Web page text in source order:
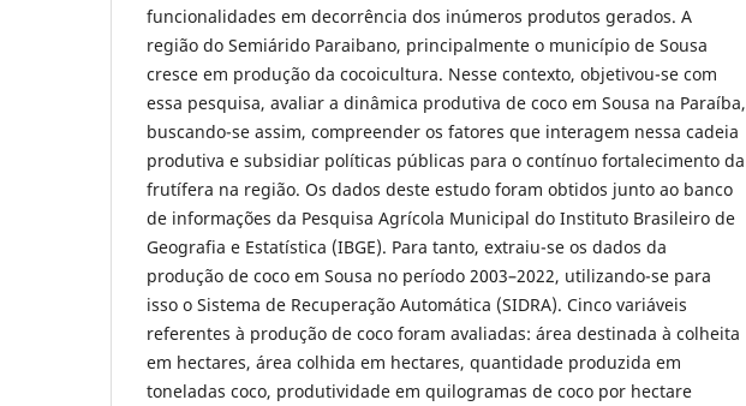
funcionalidades em decorrência dos inúmeros produtos gerados. A
região do Semiárido Paraibano, principalmente o município de Sousa
cresce em produção da cocoicultura. Nesse contexto, objetivou-se com
essa pesquisa, avaliar a dinâmica produtiva de coco em Sousa na Paraíba,
buscando-se assim, compreender os fatores que interagem nessa cadeia
produtiva e subsidiar políticas públicas para o contínuo fortalecimento da
frutífera na região. Os dados deste estudo foram obtidos junto ao banco
de informações da Pesquisa Agrícola Municipal do Instituto Brasileiro de
Geografia e Estatística (IBGE). Para tanto, extraiu-se os dados da
produção de coco em Sousa no período 2003–2022, utilizando-se para
isso o Sistema de Recuperação Automática (SIDRA). Cinco variáveis
referentes à produção de coco foram avaliadas: área destinada à colheita
em hectares, área colhida em hectares, quantidade produzida em
toneladas coco, produtividade em quilogramas de coco por hectare